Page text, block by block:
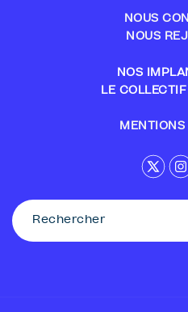
NOUS
NOUS
NOS
LE
MENTIONS